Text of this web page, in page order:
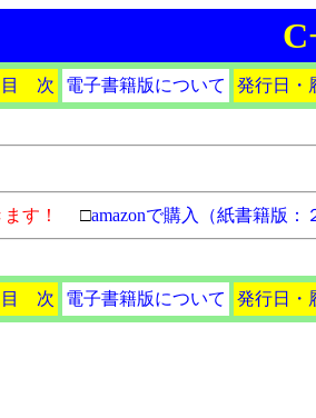
目 次 電子書籍版について 発行日・
す！ □amazonで購入（紙書籍版：
目 次 電子書籍版について 発行日・